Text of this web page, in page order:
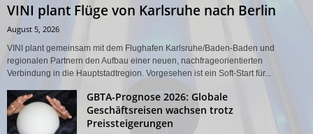
VINI plant Flüge von Karlsruhe nach Berlin
August 5, 2026
VINI plant gemeinsam mit dem Flughafen Karlsruhe/Baden-Baden und
regionalen Partnern den Aufbau einer neuen, nachfrageorientierten
Verbindung in die Hauptstadtregion. Vorgesehen ist ein Soft-Start für...
GBTA-Prognose 2026: Globale
Geschäftsreisen wachsen trotz
Preissteigerungen